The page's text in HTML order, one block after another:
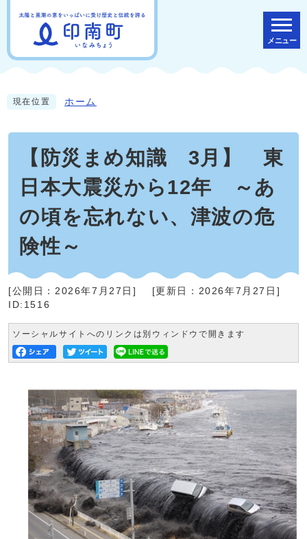
メニュー
現在位置 ホーム
【防災まめ知識 3月】 東
日本大震災から12年 ～あ
の頃を忘れない、津波の危
険性～
[公開日： 2026年7月27日 ] [更新日： 2026年7月27日 ]
ID:1516
ソーシャルサイトへのリンクは別ウィンドウで開きます